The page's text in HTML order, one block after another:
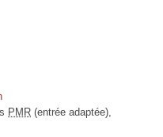
PMR (entrée adaptée),